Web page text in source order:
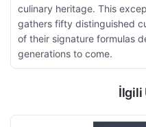
culinary heritage. This
gathers fifty distinguished
of their signature formulas
generations to come.
İlgili